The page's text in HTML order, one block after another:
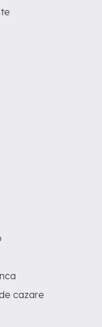
cazare